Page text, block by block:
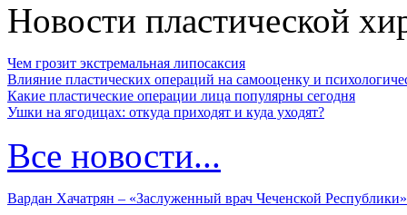
Новости пластической
Чем грозит экстремальная липосаксия
Влияние пластических операций на самооценку и
Какие пластические операции лица популярны сегодня
Ушки на ягодицах: откуда приходят и куда уходят?
Все новости...
Вардан Хачатрян – «Заслуженный врач Чеченской Республики»